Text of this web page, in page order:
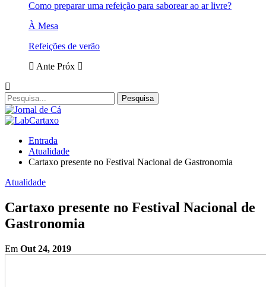
Como preparar uma refeição para saborear ao ar livre?
À Mesa
Refeições de verão
Ante Próx
Entrada
Atualidade
Cartaxo presente no Festival Nacional de Gastronomia
Atualidade
Cartaxo presente no Festival Nacional de
Gastronomia
Em Out 24, 2019